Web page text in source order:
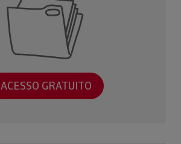
ACESSO GRATUITO